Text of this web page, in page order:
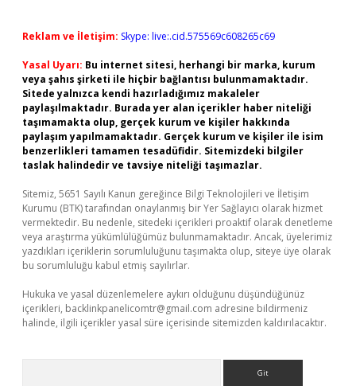
Reklam ve İletişim: Skype: live:.cid.575569c608265c69
Yasal Uyarı: Bu internet sitesi, herhangi bir marka, kurum
veya şahıs şirketi ile hiçbir bağlantısı bulunmamaktadır.
Sitede yalnızca kendi hazırladığımız makaleler
paylaşılmaktadır. Burada yer alan içerikler haber niteliği
taşımamakta olup, gerçek kurum ve kişiler hakkında
paylaşım yapılmamaktadır. Gerçek kurum ve kişiler ile isim
benzerlikleri tamamen tesadüfidir. Sitemizdeki bilgiler
taslak halindedir ve tavsiye niteliği taşımazlar.
Sitemiz, 5651 Sayılı Kanun gereğince Bilgi Teknolojileri ve İletişim
Kurumu (BTK) tarafından onaylanmış bir Yer Sağlayıcı olarak hizmet
vermektedir. Bu nedenle, sitedeki içerikleri proaktif olarak denetleme
veya araştırma yükümlülüğümüz bulunmamaktadır. Ancak, üyelerimiz
yazdıkları içeriklerin sorumluluğunu taşımakta olup, siteye üye olarak
bu sorumluluğu kabul etmiş sayılırlar.
Hukuka ve yasal düzenlemelere aykırı olduğunu düşündüğünüz
içerikleri, backlinkpanelicomtr@gmail.com adresine bildirmeniz
halinde, ilgili içerikler yasal süre içerisinde sitemizden kaldırılacaktır.